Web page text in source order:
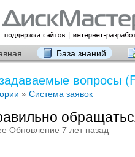
База знаний
вопросы
» Система заявок
Обновление 7 лет назад